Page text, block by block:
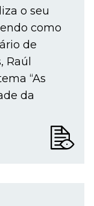
o seu
como
de
Raúl
“As
da